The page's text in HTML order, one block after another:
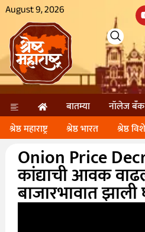
August 9, 2026
बातम्या नॉलेज बॅंक
श्रेष्ठ महाराष्ट्र
श्रेष्ठ भारत श्रेष्ठ
Onion Price
कांद्याची आवक
बाजारभावात